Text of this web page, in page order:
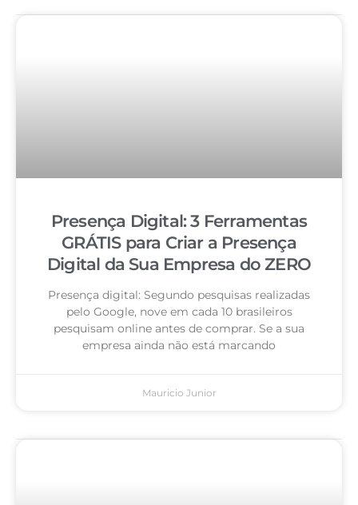
Presença Digital: 3 Ferramentas
GRÁTIS para Criar a Presença
Digital da Sua Empresa do ZERO
Presença digital: Segundo pesquisas realizadas
pelo Google, nove em cada 10 brasileiros
pesquisam online antes de comprar. Se a sua
empresa ainda não está marcando
Mauricio Junior